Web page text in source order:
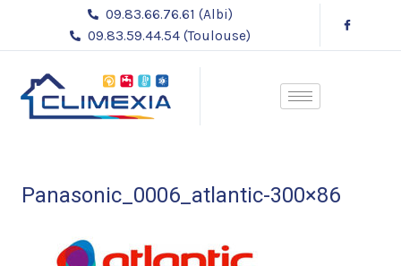
contenu
09.83.66.76.61 (Albi)
09.83.59.44.54 (Toulouse)
Panasonic_0006_atlantic-300×86